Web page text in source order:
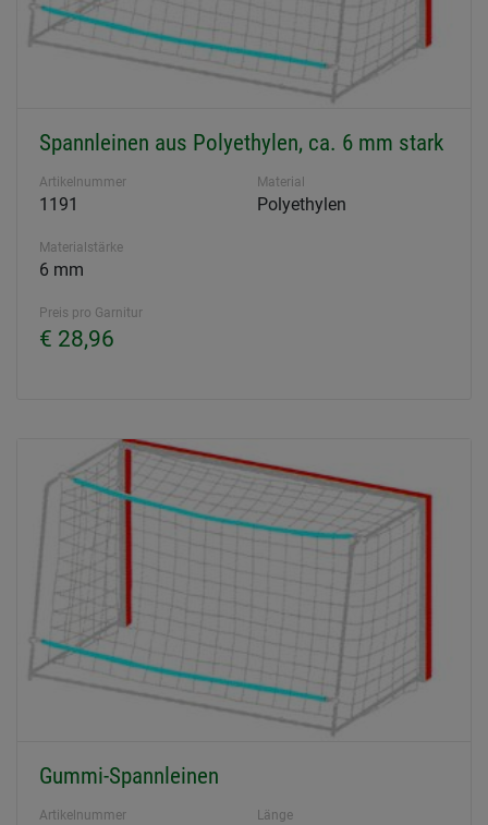
Spannleinen aus Polyethylen, ca. 6 mm stark
Artikelnummer
1191
Material
Polyethylen
Materialstärke
6 mm
Preis pro Garnitur
€ 28,96
Gummi-Spannleinen
Artikelnummer Länge